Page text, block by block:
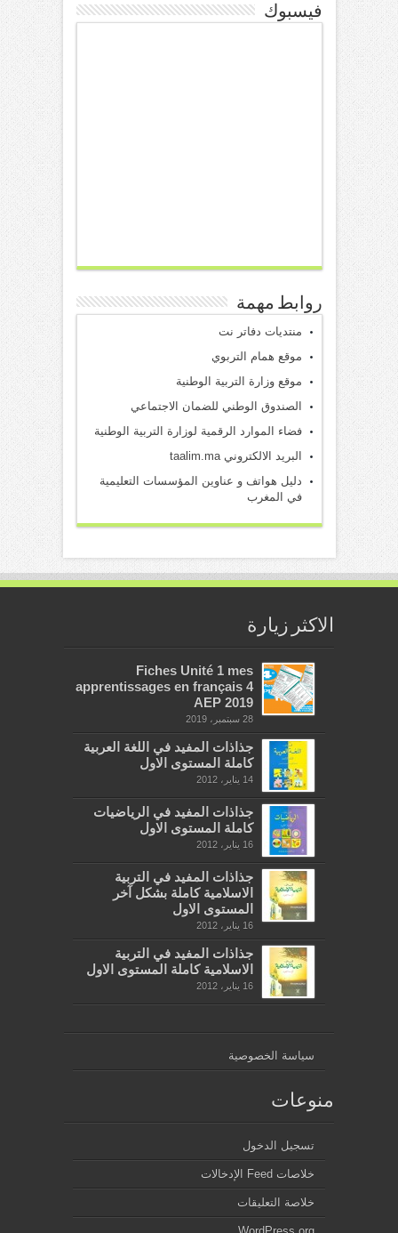
فيسبوك
روابط مهمة
منتديات دفاتر نت
موقع همام التربوي
موقع وزارة التربية الوطنية
الصندوق الوطني للضمان الاجتماعي
فضاء الموارد الرقمية لوزارة التربية الوطنية
البريد الالكتروني taalim.ma
دليل هواتف و عناوين المؤسسات التعليمية
في المغرب
الاكثر زيارة
Fiches Unité 1 mes
apprentissages en français 4
AEP 2019
28 سبتمبر، 2019
جذاذات المفيد في اللغة العربية
كاملة المستوى الاول
14 يناير، 2012
جذاذات المفيد في الرياضيات
كاملة المستوى الاول
16 يناير، 2012
جذاذات المفيد في التربية
الاسلامية كاملة بشكل آخر
المستوى الاول
16 يناير، 2012
جذاذات المفيد في التربية
الاسلامية كاملة المستوى الاول
16 يناير، 2012
سياسة الخصوصية
منوعات
تسجيل الدخول
خلاصات Feed الإدخالات
خلاصة التعليقات